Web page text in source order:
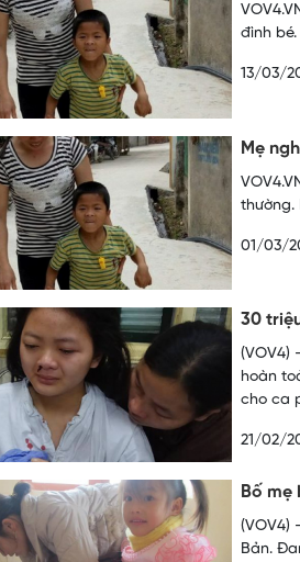
đình bé.
13/03/
Mẹ
thường.
01/03/
30
(VOV4)
hoàn
cho ca
21/02/
Bố
(VOV4)
Bản.